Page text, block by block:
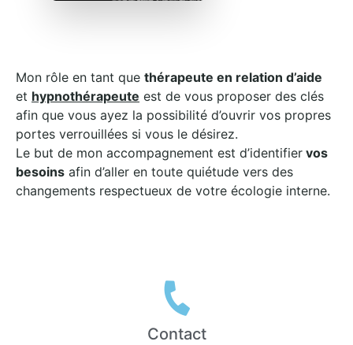
Mon rôle en tant que thérapeute en relation d’aide
et hypnothérapeute est de vous proposer des clés
afin que vous ayez la possibilité d’ouvrir vos propres
portes verrouillées si vous le désirez.
Le but de mon accompagnement est d’identifier vos
besoins afin d’aller en toute quiétude vers des
changements respectueux de votre écologie interne.
Contact